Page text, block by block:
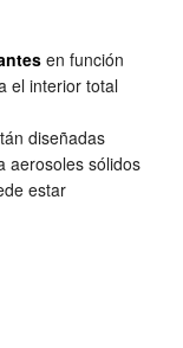
en función
el interior total
diseñadas
aerosoles sólidos
estar